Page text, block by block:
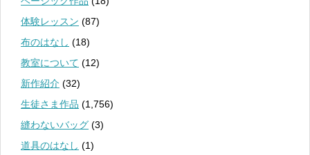
体験レッスン (87)
布のはなし (18)
教室について (12)
新作紹介 (32)
生徒さま作品 (1,756)
縫わないバッグ (3)
道具のはなし (1)